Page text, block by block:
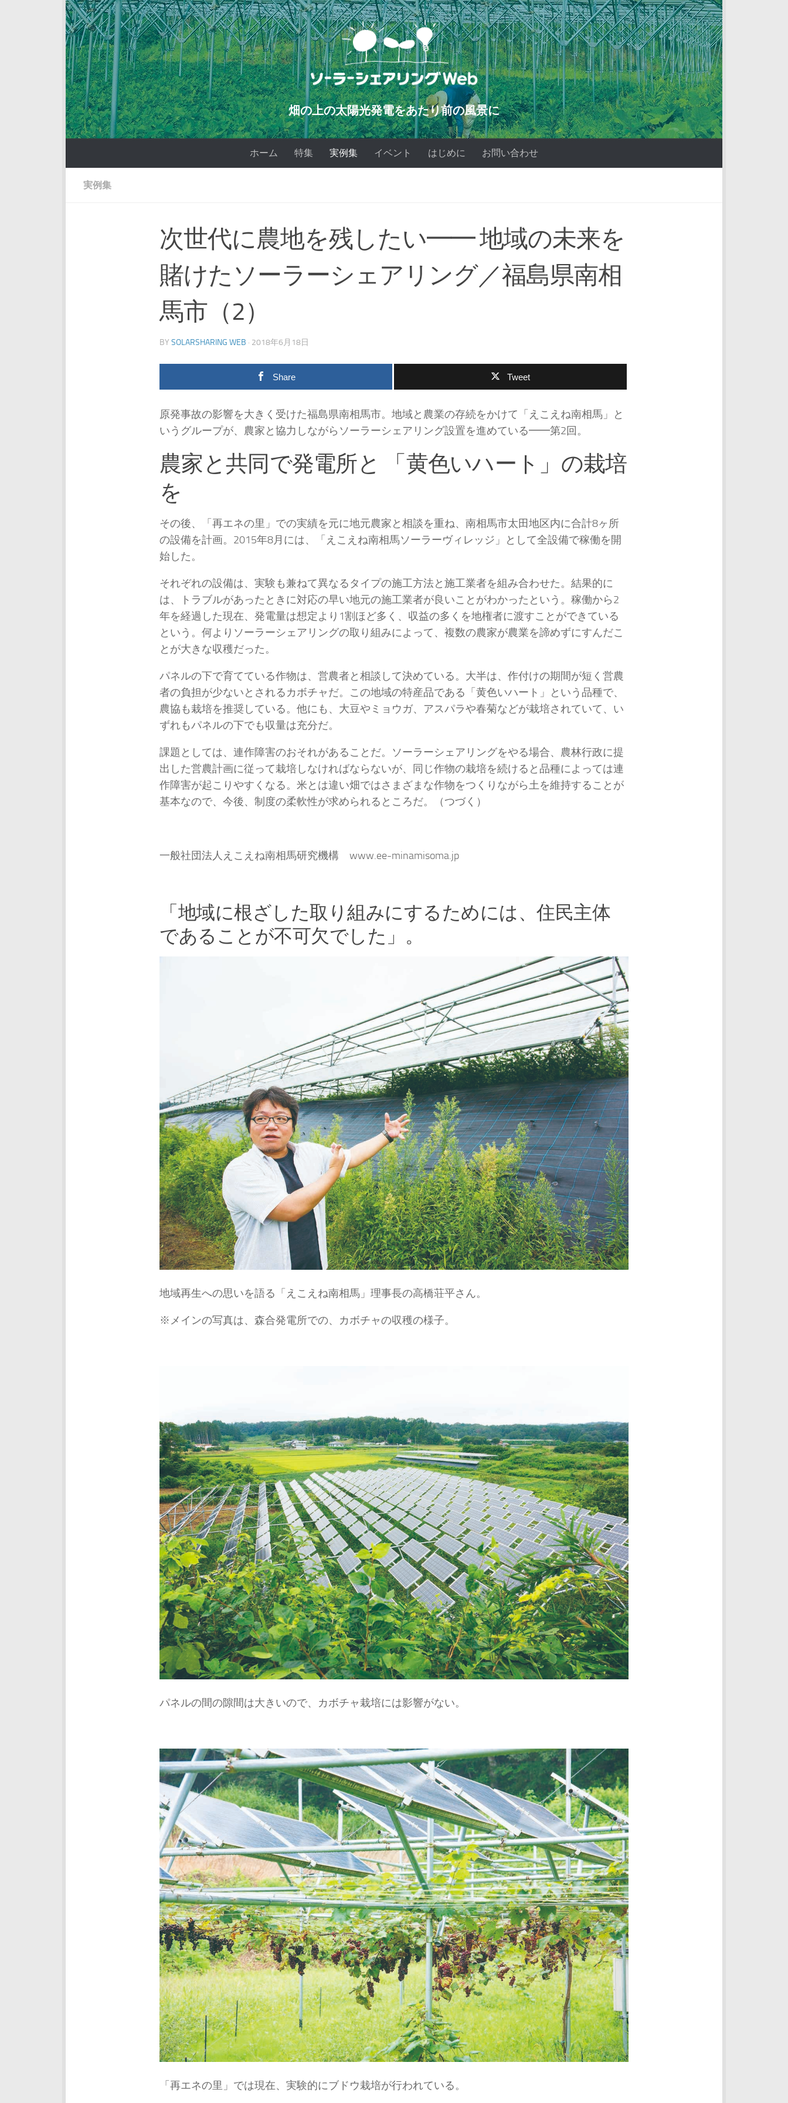
コンテンツへスキップ
畑の上の太陽光発電をあたり前の風景に
ホーム 特集 実例集 イベント はじめに お問い合わせ
実例集
次世代に農地を残したい━━ 地域の未来を
賭けたソーラーシェアリング／福島県南相
馬市（2）
BY SOLARSHARING WEB · 2018年6月18日
Share Tweet
原発事故の影響を大きく受けた福島県南相馬市。地域と農業の存続をかけて「えこえね南相馬」と
いうグループが、農家と協力しながらソーラーシェアリング設置を進めている━━第2回。
農家と共同で発電所と 「黄色いハート」の栽培
を
その後、「再エネの里」での実績を元に地元農家と相談を重ね、南相馬市太田地区内に合計8ヶ所
の設備を計画。2015年8月には、「えこえね南相馬ソーラーヴィレッジ」として全設備で稼働を開
始した。
それぞれの設備は、実験も兼ねて異なるタイプの施工方法と施工業者を組み合わせた。結果的に
は、トラブルがあったときに対応の早い地元の施工業者が良いことがわかったという。稼働から2
年を経過した現在、発電量は想定より1割ほど多く、収益の多くを地権者に渡すことができている
という。何よりソーラーシェアリングの取り組みによって、複数の農家が農業を諦めずにすんだこ
とが大きな収穫だった。
パネルの下で育てている作物は、営農者と相談して決めている。大半は、作付けの期間が短く営農
者の負担が少ないとされるカボチャだ。この地域の特産品である「黄色いハート」という品種で、
農協も栽培を推奨している。他にも、大豆やミョウガ、アスパラや春菊などが栽培されていて、い
ずれもパネルの下でも収量は充分だ。
課題としては、連作障害のおそれがあることだ。ソーラーシェアリングをやる場合、農林行政に提
出した営農計画に従って栽培しなければならないが、同じ作物の栽培を続けると品種によっては連
作障害が起こりやすくなる。米とは違い畑ではさまざまな作物をつくりながら土を維持することが
基本なので、今後、制度の柔軟性が求められるところだ。（つづく）
一般社団法人えこえね南相馬研究機構 www.ee-minamisoma.jp
「地域に根ざした取り組みにするためには、住民主体
であることが不可欠でした」。
地域再生への思いを語る「えこえね南相馬」理事長の高橋荘平さん。
※メインの写真は、森合発電所での、カボチャの収穫の様子。
パネルの間の隙間は大きいので、カボチャ栽培には影響がない。
「再エネの里」では現在、実験的にブドウ栽培が行われている。